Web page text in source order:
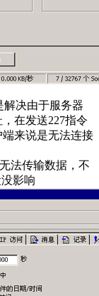
解决由于服务器
在发送227指令
来说是无法连接
法传输数据，不
影响